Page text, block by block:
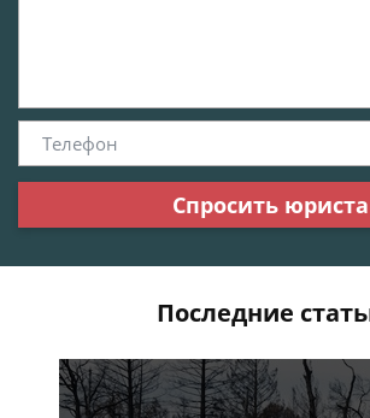
Спросить юриста
Последние